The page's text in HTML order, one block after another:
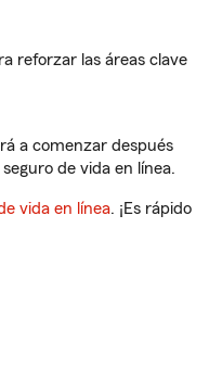
reforzar las áreas clave
a comenzar después
de vida en línea.
vida en línea. ¡Es rápido